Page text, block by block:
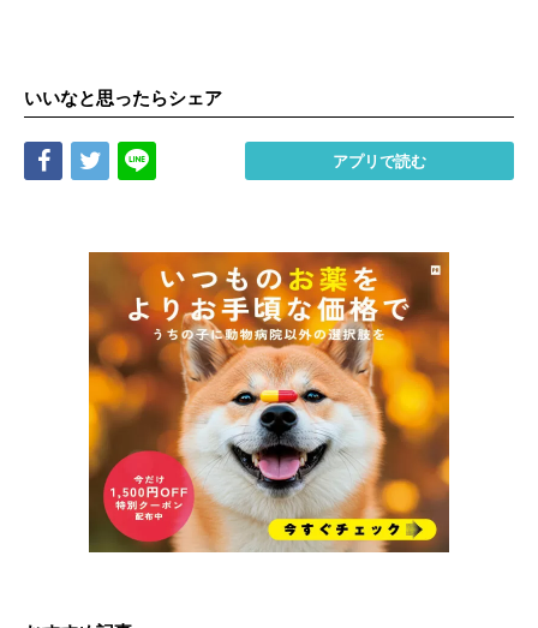
いいなと思ったらシェア
Share Tweet アプリで読む